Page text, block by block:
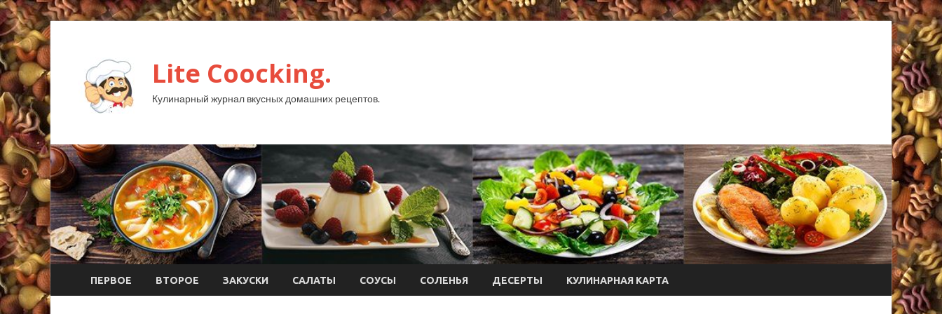
Lite Coocking.
Кулинарный журнал вкусных домашних рецептов.
ПЕРВОЕ ВТОРОЕ ЗАКУСКИ САЛАТЫ СОУСЫ СОЛЕНЬЯ ДЕСЕРТЫ КУЛИНАРНАЯ КАРТА